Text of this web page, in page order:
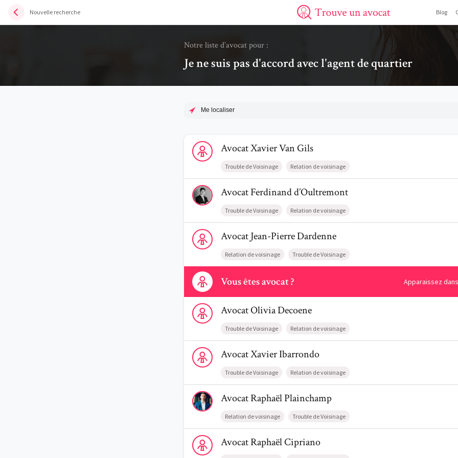
Nouvelle recherche
Trouve un avocat
Blog
Notre liste d’avocat pour :
Je ne suis pas d'accord avec l'agent de quartier
Me localiser
Voir le profil de AvocatXavier Van Gils
AvocatXavierVan Gils
Trouble de Voisinage Relation de voisinage
Voir le profil de AvocatFerdinand d’Oultremont
AvocatFerdinandd’Oultremont
Trouble de Voisinage Relation de voisinage
Voir le profil de AvocatJean-Pierre Dardenne
AvocatJean-PierreDardenne
Relation de voisinage Trouble de Voisinage
Vous êtes avocat ? Apparaissez
Contactez-nous
Voir le profil de AvocatOlivia Decoene
AvocatOliviaDecoene
Trouble de Voisinage Relation de voisinage
Voir le profil de AvocatXavier Ibarrondo
AvocatXavierIbarrondo
Trouble de Voisinage Relation de voisinage
Voir le profil de AvocatRaphaël Plainchamp
AvocatRaphaëlPlainchamp
Relation de voisinage Trouble de Voisinage
Voir le profil de AvocatRaphaël Cipriano
AvocatRaphaëlCipriano